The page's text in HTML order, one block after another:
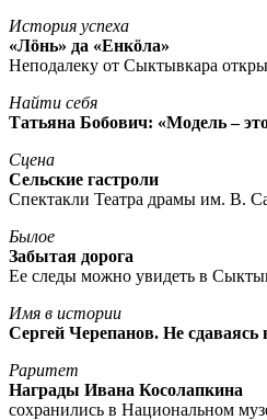
История успеха
«Лöнь» да «Енкöла»
Неподалеку от Сыктывкара
Найти себя
Татьяна Бобович: «Модель –
Сцена
Сельские гастроли
Спектакли Театра драмы им. В.
Былое
Забытая дорога
Ее следы можно увидеть в
Имя в истории
Сергей Черепанов. Не сдаваясь
Раритет
Награды Ивана Косолапкина
сохранились в Национальном